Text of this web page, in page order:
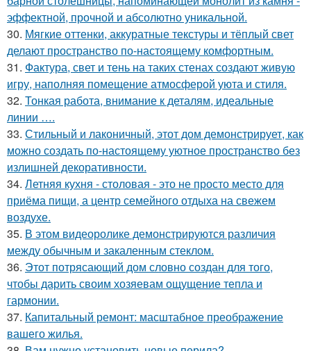
эффектной, прочной и абсолютно уникальной.
30. Мягкие оттенки, аккуратные текстуры и тёплый свет
делают пространство по-настоящему комфортным.
31. Фактура, свет и тень на таких стенах создают живую
игру, наполняя помещение атмосферой уюта и стиля.
32. Тонкая работа, внимание к деталям, идеальные
линии ….
33. Стильный и лаконичный, этот дом демонстрирует, как
можно создать по-настоящему уютное пространство без
излишней декоративности.
34. Летняя кухня - столовая - это не просто место для
приёма пищи, а центр семейного отдыха на свежем
воздухе.
35. В этом видеоролике демонстрируются различия
между обычным и закаленным стеклом.
36. Этот потрясающий дом словно создан для того,
чтобы дарить своим хозяевам ощущение тепла и
гармонии.
37. Капитальный ремонт: масштабное преображение
вашего жилья.